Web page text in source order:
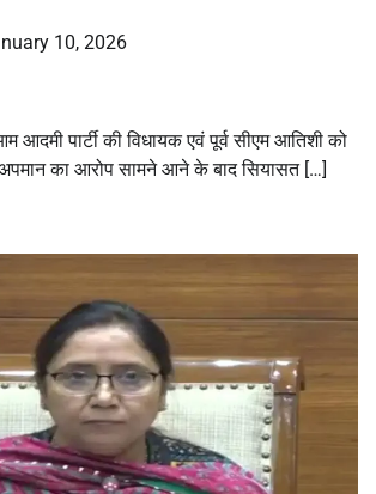
10, 2026
आदमी पार्टी की विधायक एवं पूर्व सीएम आतिशी को
का आरोप सामने आने के बाद सियासत […]